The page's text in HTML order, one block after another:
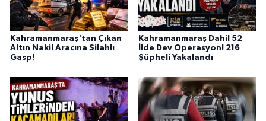
Kahramanmaraş'tan Çıkan
Altın Nakil Aracına Silahlı
Gasp!
Kahramanmaraş Dahil 52
İlde Dev Operasyon! 216
Şüpheli Yakalandı
BÖLGEDEN
BİLİM TEKNOLOJİ
ASAYİŞ
SEÇİM 2015